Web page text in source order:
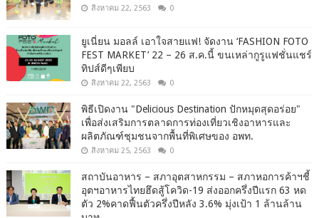
สิงหาคม 22, 2563 0
ยูเนี่ยน มอลล์ เอาใจสายแฟ! จัดงาน ‘FASHION FOTO
FEST MARKET’ 22 – 26 ส.ค.นี้ ขนเหล่ากูรูแฟชั่นแชร์
ทิปส์ดีๆเพียบ
สิงหาคม 22, 2563 0
พิธีเปิดงาน "Delicious Destination ปักหมุดสุดอร่อย"
เพื่อส่งเสริมการตลาดการท่องเที่ยวเชิงอาหารและ
ผลิตภัณฑ์ชุมชนจากพื้นที่พิเศษของ อพท.
สิงหาคม 25, 2563 0
สถาบันอาหาร – สภาอุตสาหกรรม – สภาหอการค้าฯชี้
อุตฯอาหารไทยฮึดสู้โควิด-19 ส่งออกครึ่งปีแรก 63 หด
ตัว 2%คาดฟื้นตัวครึ่งปีหลัง 3.6% มุ่งเป้า 1 ล้านล้าน